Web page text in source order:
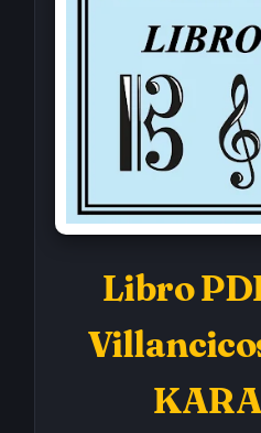
Libro